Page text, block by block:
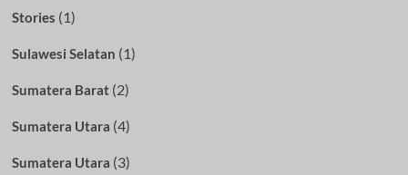
Stories (1)
Sulawesi Selatan (1)
Sumatera Barat(2)
Sumatera Utara (4)
Sumatera Utara (3)